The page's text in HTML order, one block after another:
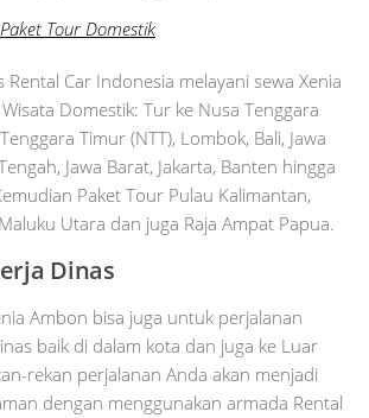
Paket Tour Domestik
Rental Car Indonesia melayani sewa Xenia
Domestik: Tur ke Nusa Tenggara
Timur (NTT), Lombok, Bali, Jawa
Jawa Barat, Jakarta, Banten hingga
Paket Tour Pulau Kalimantan,
Utara dan juga Raja Ampat Papua.
Dinas
Ambon bisa juga untuk perjalanan
baik di dalam kota dan juga ke Luar
rekan perjalanan Anda akan menjadi
dengan menggunakan armada Rental